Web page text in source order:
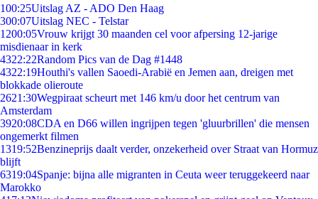
100:25Uitslag AZ - ADO Den Haag
300:07Uitslag NEC - Telstar
1200:05Vrouw krijgt 30 maanden cel voor afpersing 12-jarige
misdienaar in kerk
4322:22Random Pics van de Dag #1448
4322:19Houthi's vallen Saoedi-Arabië en Jemen aan, dreigen met
blokkade olieroute
2621:30Wegpiraat scheurt met 146 km/u door het centrum van
Amsterdam
3920:08CDA en D66 willen ingrijpen tegen 'gluurbrillen' die mensen
ongemerkt filmen
1319:52Benzineprijs daalt verder, onzekerheid over Straat van Hormuz
blijft
6319:04Spanje: bijna alle migranten in Ceuta weer teruggekeerd naar
Marokko